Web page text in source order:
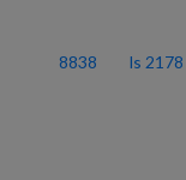
8838 ls